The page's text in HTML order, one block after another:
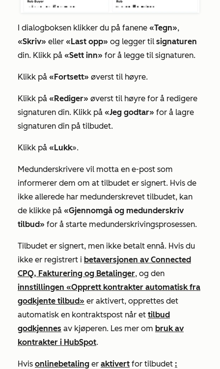
I dialogboksen klikker du på fanene «Tegn»,
«Skriv» eller «Last opp» og legger til signaturen
din. Klikk på «Sett inn» for å legge til signaturen.
Klikk på «Fortsett» øverst til høyre.
Klikk på «Rediger» øverst til høyre for å redigere
signaturen din. Klikk på «Jeg godtar» for å lagre
signaturen din på tilbudet.
Klikk på «Lukk».
Medunderskrivere vil motta en e-post som
informerer dem om at tilbudet er signert. Hvis de
ikke allerede har medunderskrevet tilbudet, kan
de klikke på «Gjennomgå og medunderskriv
tilbud» for å starte medunderskrivingsprosessen.
Tilbudet er signert, men ikke betalt ennå. Hvis du
ikke er registrert i betaversjonen av Connected
CPQ, Fakturering og Betalinger, og den
innstillingen «Opprett kontrakter automatisk fra
godkjente tilbud» er aktivert, opprettes det
automatisk en kontraktspost når et tilbud
godkjennes av kjøperen. Les mer om bruk av
kontrakter i HubSpot.
Hvis onlinebetaling er aktivert for tilbudet :